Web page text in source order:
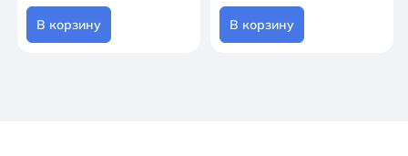
В корзину В корзину